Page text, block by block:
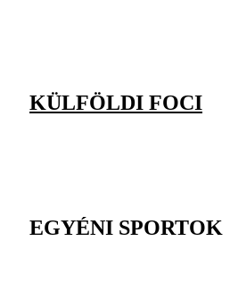
KÜLFÖLDI FOCI
EGYÉNI SPORTOK